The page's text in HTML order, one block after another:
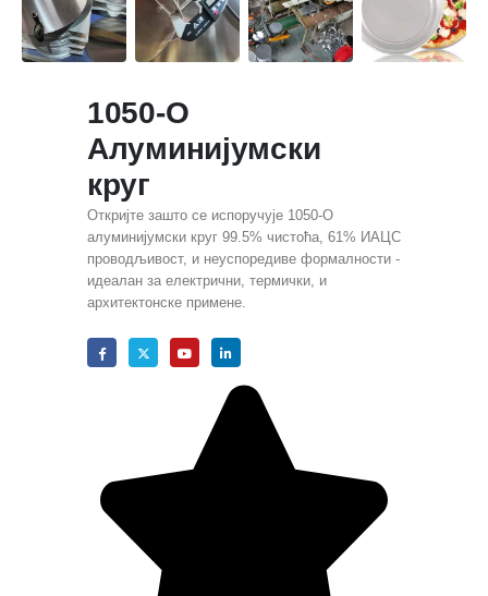
1050-О
Алуминијумски
круг
Откријте зашто се испоручује 1050-О
алуминијумски круг 99.5% чистоћа, 61% ИАЦС
проводљивост, и неуспоредиве формалности -
идеалан за електрични, термички, и
архитектонске примене.